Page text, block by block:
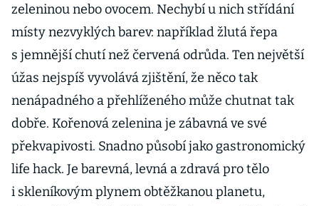
zeleninou nebo ovocem. Nechybí u nich střídání
místy nezvyklých barev: například žlutá řepa
s jemnější chutí než červená odrůda. Ten největší
úžas nejspíš vyvolává zjištění, že něco tak
nenápadného a přehlíženého může chutnat tak
dobře. Kořenová zelenina je zábavná ve své
překvapivosti. Snadno působí jako gastronomický
life hack. Je barevná, levná a zdravá pro tělo
i skleníkovým plynem obtěžkanou planetu,